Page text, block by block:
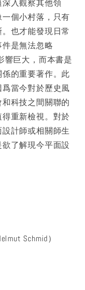
入觀察其他領
個小村落，只有
也才能發現日常
是無法忽略
響巨大，而本書是
的重要著作。此
當今對於歷史風
科技之間關聯的
重新檢視。對於
計師或相關師生
了解現今平面設
Schmid）